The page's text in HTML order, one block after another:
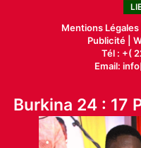
Mentions Légales |
Publicité|
Tél : +(
Email:
Burkina 24 : 17